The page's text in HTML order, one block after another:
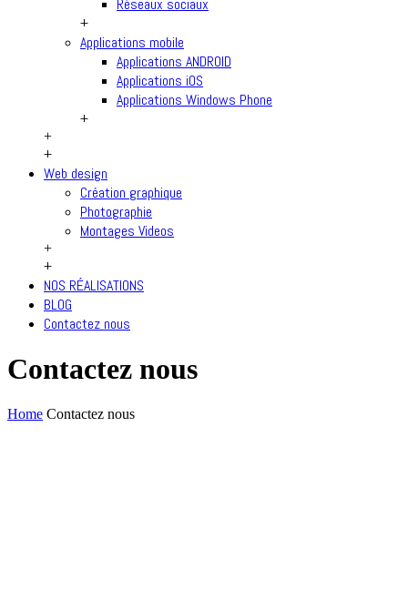
Réseaux sociaux
+
Applications mobile
Applications ANDROID
Applications iOS
Applications Windows Phone
+
+
+
Web design
Création graphique
Photographie
Montages Videos
+
+
NOS RÉALISATIONS
BLOG
Contactez nous
Contactez nous
Home Contactez nous